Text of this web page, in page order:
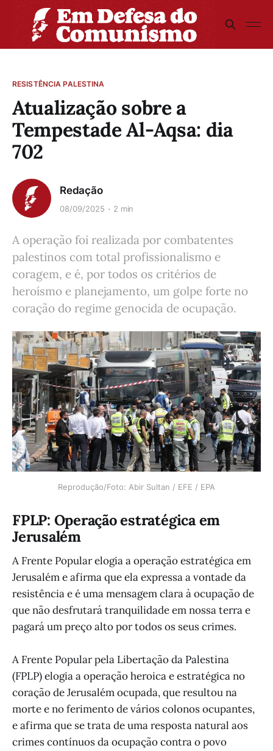
RESISTÊNCIA PALESTINA
Atualização sobre a
Tempestade Al-Aqsa: dia
702
Redação
08/09/2025 2 min
A operação foi realizada por combatentes
palestinos com total profissionalismo e
coragem, e é, por todos os critérios de
heroísmo e planejamento, um golpe forte no
coração do regime genocida de ocupação.
Reprodução/Foto: Abir Sultan / EFE / EPA
FPLP: Operação estratégica em
Jerusalém
A Frente Popular elogia a operação estratégica em
Jerusalém e afirma que ela expressa a vontade da
resistência e é uma mensagem clara à ocupação de
que não desfrutará tranquilidade em nossa terra e
pagará um preço alto por todos os seus crimes.
A Frente Popular pela Libertação da Palestina
(FPLP) elogia a operação heroica e estratégica no
coração de Jerusalém ocupada, que resultou na
morte e no ferimento de vários colonos ocupantes,
e afirma que se trata de uma resposta natural aos
crimes contínuos da ocupação contra o povo